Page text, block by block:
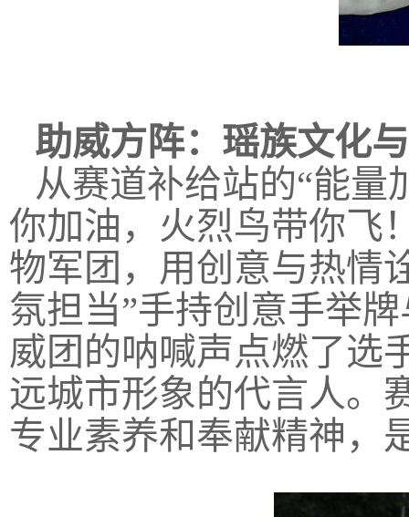
助威方阵：瑶族文化
从赛道补给站的“能量
你加油，火烈鸟带你飞
物军团，用创意与热情
氛担当”手持创意手举
威团的呐喊声点燃了选
远城市形象的代言人。
专业素养和奉献精神，